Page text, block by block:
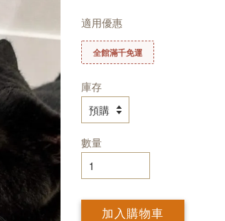
適用優惠
全館滿千免運
庫存
數量
加入購物車